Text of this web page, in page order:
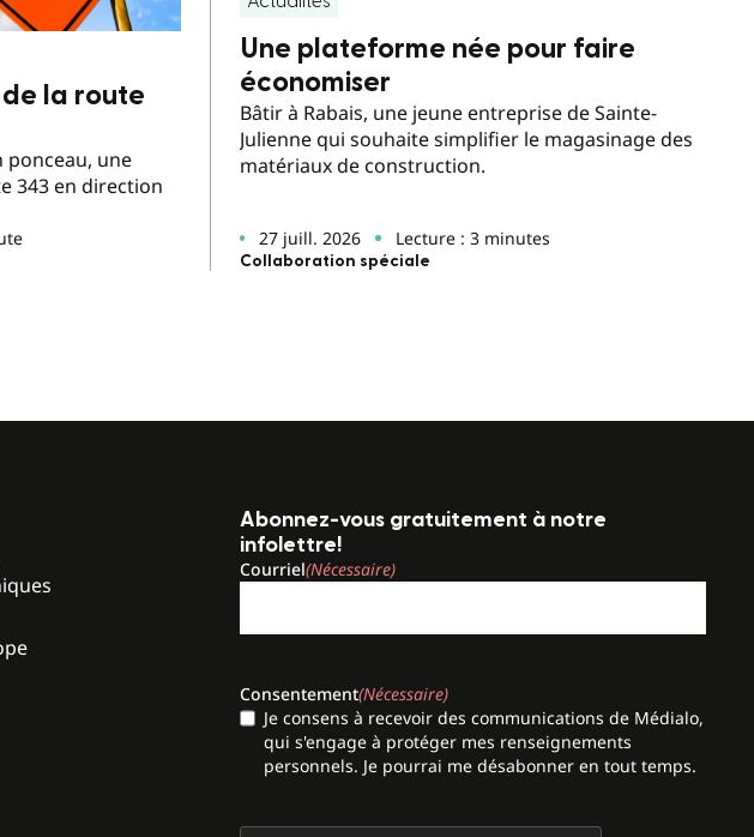
la route
ponceau, une
343 en direction
Une plateforme née pour faire
économiser
Bâtir à Rabais, une jeune entreprise de Sainte-
Julienne qui souhaite simplifier le magasinage des
matériaux de construction.
27 juill. 2026 Lecture : 3 minutes
Collaboration spéciale
Abonnez-vous gratuitement à notre
infolettre!
Courriel(Nécessaire)
Consentement(Nécessaire)
Je consens à recevoir des communications de Médialo,
qui s'engage à protéger mes renseignements
personnels. Je pourrai me désabonner en tout temps.